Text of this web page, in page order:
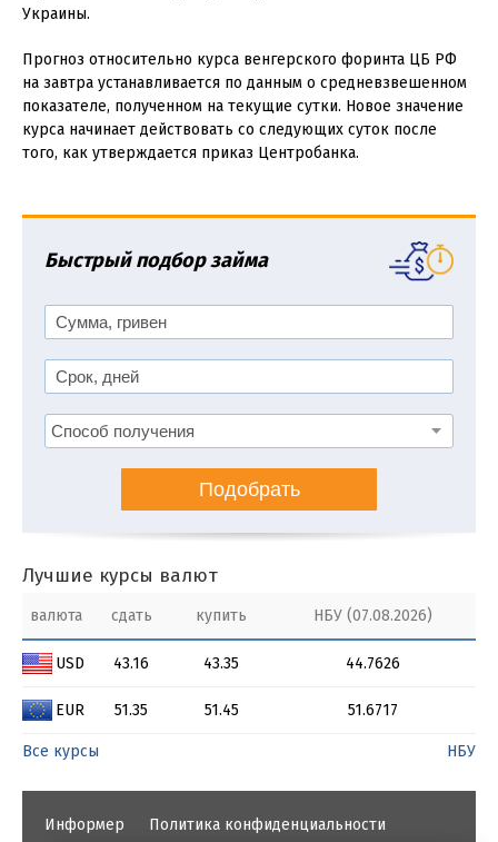
Украины.
Прогноз относительно курса венгерского форинта ЦБ РФ
на завтра устанавливается по данным о средневзвешенном
показателе, полученном на текущие сутки. Новое значение
курса начинает действовать со следующих суток после
того, как утверждается приказ Центробанка.
Быстрый подбор займа
Подобрать
Лучшие курсы валют
валюта сдать купить НБУ (07.08.2026)
USD 43.16 43.35 44.7626
EUR 51.35 51.45 51.6717
Все курсы НБУ
Информер
Политика конфиденциальности